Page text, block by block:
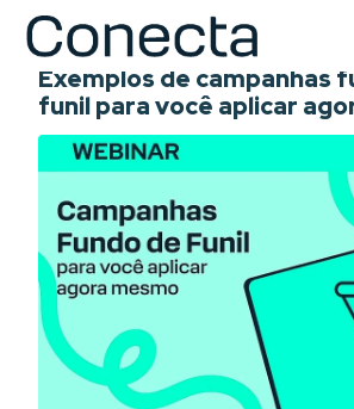
COURSE
Exemplos de campanhas
funil para você aplicar